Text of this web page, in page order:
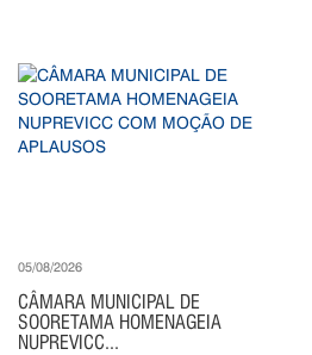
05/08/2026
CÂMARA MUNICIPAL DE
SOORETAMA HOMENAGEIA
NUPREVICC...